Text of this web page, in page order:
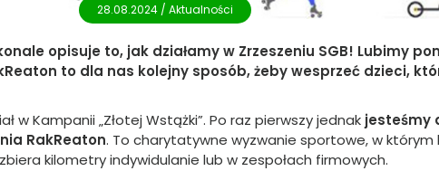
28.08.2024 / Aktualności
opisuje to, jak działamy w Zrzeszeniu SGB! Lubimy
to dla nas kolejny sposób, żeby wesprzeć dzieci,
w Kampanii „Złotej Wstążki”. Po raz pierwszy jednak jesteśmy
RakReaton. To charytatywne wyzwanie sportowe, w którym
kilometry indywidulanie lub w zespołach firmowych.